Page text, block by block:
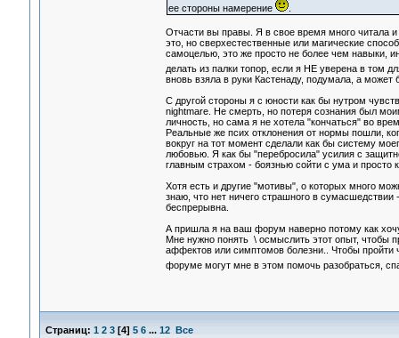
ее стороны намерение
.
Отчасти вы правы. Я в свое время много читала
это, но сверхестественные или магические
самоцелью, это же просто не более чем навыки,
делать из палки топор, если я НЕ уверена в том
вновь взяла в руки Кастенаду, подумала, а
С другой стороны я c юности как бы нутром
nightmare. Не смерть, но потеря сознания был
личность, но сама я не хотела "кончаться" во
Реальные же псих отклонения от нормы пошли,
вокруг на тот момент сделали как бы систему
любовью. Я как бы "перебросила" усилия с
главным страхом - боязнью сойти с ума и просто
Хотя есть и другие "мотивы", о которых много
знаю, что нет ничего страшного в
беспрерывна.
А пришла я на ваш форум наверно потому как
Мне нужно понять \ осмыслить этот опыт, чтобы
аффектов или симптомов болезни.. Чтобы пройти
форуме могут мне в этом помочь разобраться,
Страниц: 1 2 3[4] 5 6 ... 12 Все